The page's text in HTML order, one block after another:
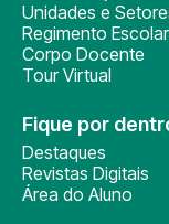
Unidades e
Regimento Escolar
Corpo Docente
Tour Virtual
Fique por
Destaques
Revistas Digitais
Área do Aluno